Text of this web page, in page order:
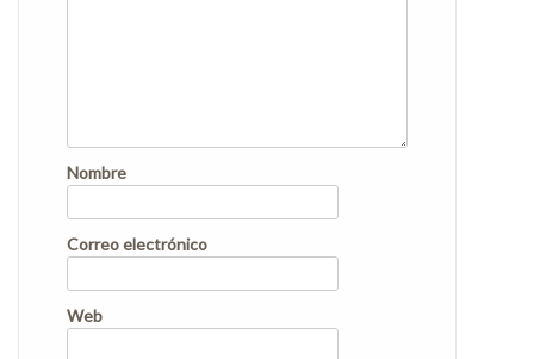
Nombre
Correo electrónico
Web